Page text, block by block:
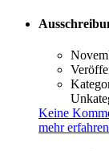
Keine
mehr